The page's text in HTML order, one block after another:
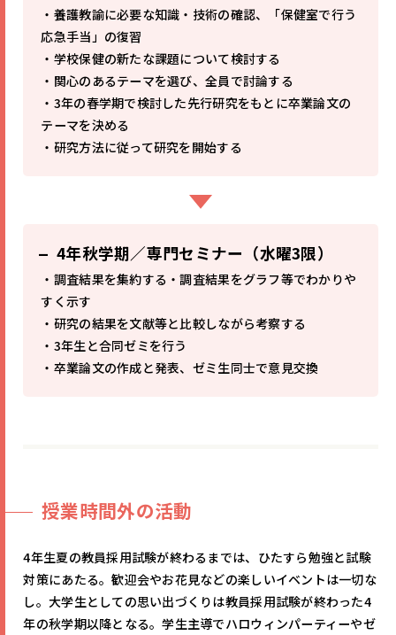
・養護教諭に必要な知識・技術の確認、「保健室で行う
応急手当」の復習
・学校保健の新たな課題について検討する
・関心のあるテーマを選び、全員で討論する
・3年の春学期で検討した先行研究をもとに卒業論文の
テーマを決める
・研究方法に従って研究を開始する
4年秋学期／専門セミナー（水曜3限）
・調査結果を集約する・調査結果をグラフ等でわかりや
すく示す
・研究の結果を文献等と比較しながら考察する
・3年生と合同ゼミを行う
・卒業論文の作成と発表、ゼミ生同士で意見交換
授業時間外の活動
4年生夏の教員採用試験が終わるまでは、ひたすら勉強と試験
対策にあたる。歓迎会やお花見などの楽しいイベントは一切な
し。大学生としての思い出づくりは教員採用試験が終わった4
年の秋学期以降となる。学生主導でハロウィンパーティーやゼ